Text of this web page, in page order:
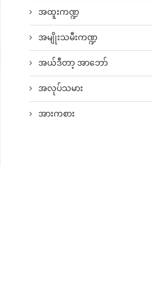
အထူးကဏ္ဍ
အမျိုးသမီးကဏ္ဍ
အယ်ဒီတာ့ အာဘော်
အလုပ်သမား
အားကစား